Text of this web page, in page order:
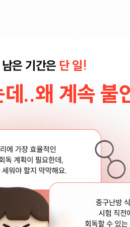
은 기간은 단 일!
..왜 계속 불